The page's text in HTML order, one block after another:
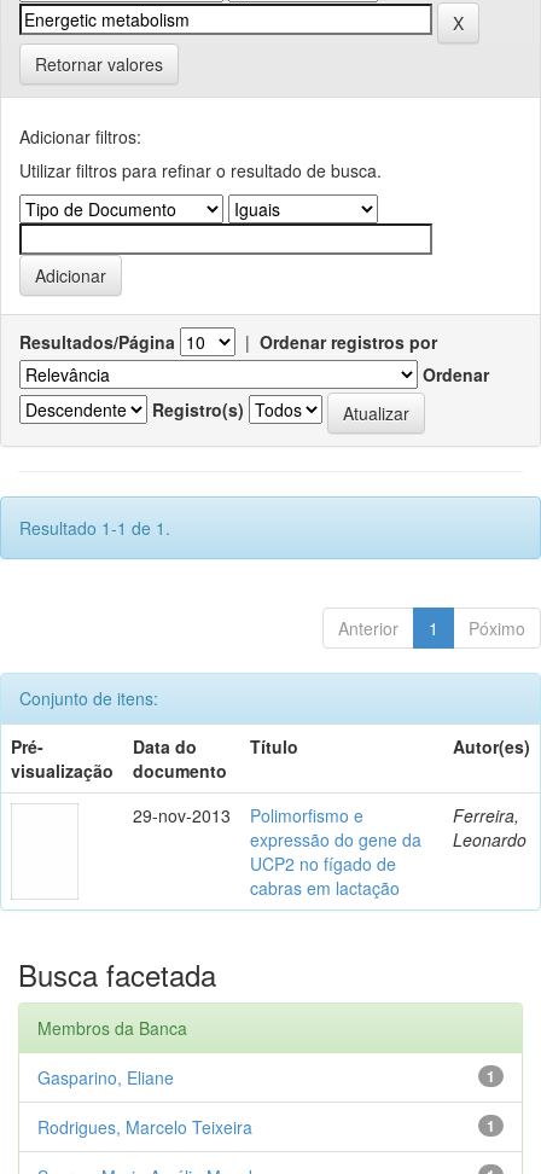
Retornar valores
Adicionar filtros:
Utilizar filtros para refinar o resultado de busca.
Resultados/Página | Ordenar registros por
Ordenar
Registro(s)
Resultado 1-1 de 1.
Anterior 1 Póximo
Conjunto de itens:
Pré-
visualização
Data do
documento
Título Autor(es)
29-nov-2013
Polimorfismo e
expressão do gene da
UCP2 no fígado de
cabras em lactação
Ferreira,
Leonardo
Busca facetada
Membros da Banca
1
Gasparino, Eliane
1
Rodrigues, Marcelo Teixeira